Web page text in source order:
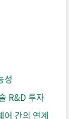
성
R&D 투자
어 간의 연계